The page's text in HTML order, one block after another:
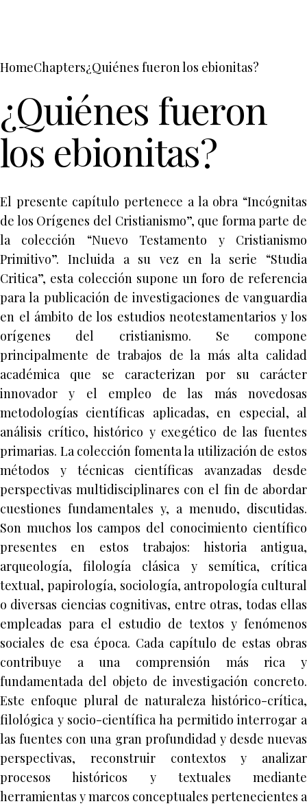
HomeChapters¿Quiénes fueron los ebionitas?
¿Quiénes fueron
los ebionitas?
El presente capítulo pertenece a la obra “Incógnitas
de los Orígenes del Cristianismo”, que forma parte de
la colección “Nuevo Testamento y Cristianismo
Primitivo”. Incluida a su vez en la serie “Studia
Critica”, esta colección supone un foro de referencia
para la publicación de investigaciones de vanguardia
en el ámbito de los estudios neotestamentarios y los
orígenes del cristianismo. Se compone
principalmente de trabajos de la más alta calidad
académica que se caracterizan por su carácter
innovador y el empleo de las más novedosas
metodologías científicas aplicadas, en especial, al
análisis crítico, histórico y exegético de las fuentes
primarias. La colección fomenta la utilización de estos
métodos y técnicas científicas avanzadas desde
perspectivas multidisciplinares con el fin de abordar
cuestiones fundamentales y, a menudo, discutidas.
Son muchos los campos del conocimiento científico
presentes en estos trabajos: historia antigua,
arqueología, filología clásica y semítica, crítica
textual, papirología, sociología, antropología cultural
o diversas ciencias cognitivas, entre otras, todas ellas
empleadas para el estudio de textos y fenómenos
sociales de esa época. Cada capítulo de estas obras
contribuye a una comprensión más rica y
fundamentada del objeto de investigación concreto.
Este enfoque plural de naturaleza histórico-crítica,
filológica y socio-científica ha permitido interrogar a
las fuentes con una gran profundidad y desde nuevas
perspectivas, reconstruir contextos y analizar
procesos históricos y textuales mediante
herramientas y marcos conceptuales pertenecientes a